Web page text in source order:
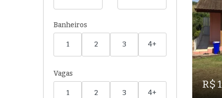
Banheiros
1 2 3 4+
Vagas
1 2 3 4+
R$